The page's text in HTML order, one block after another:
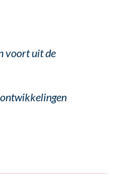
voort uit de